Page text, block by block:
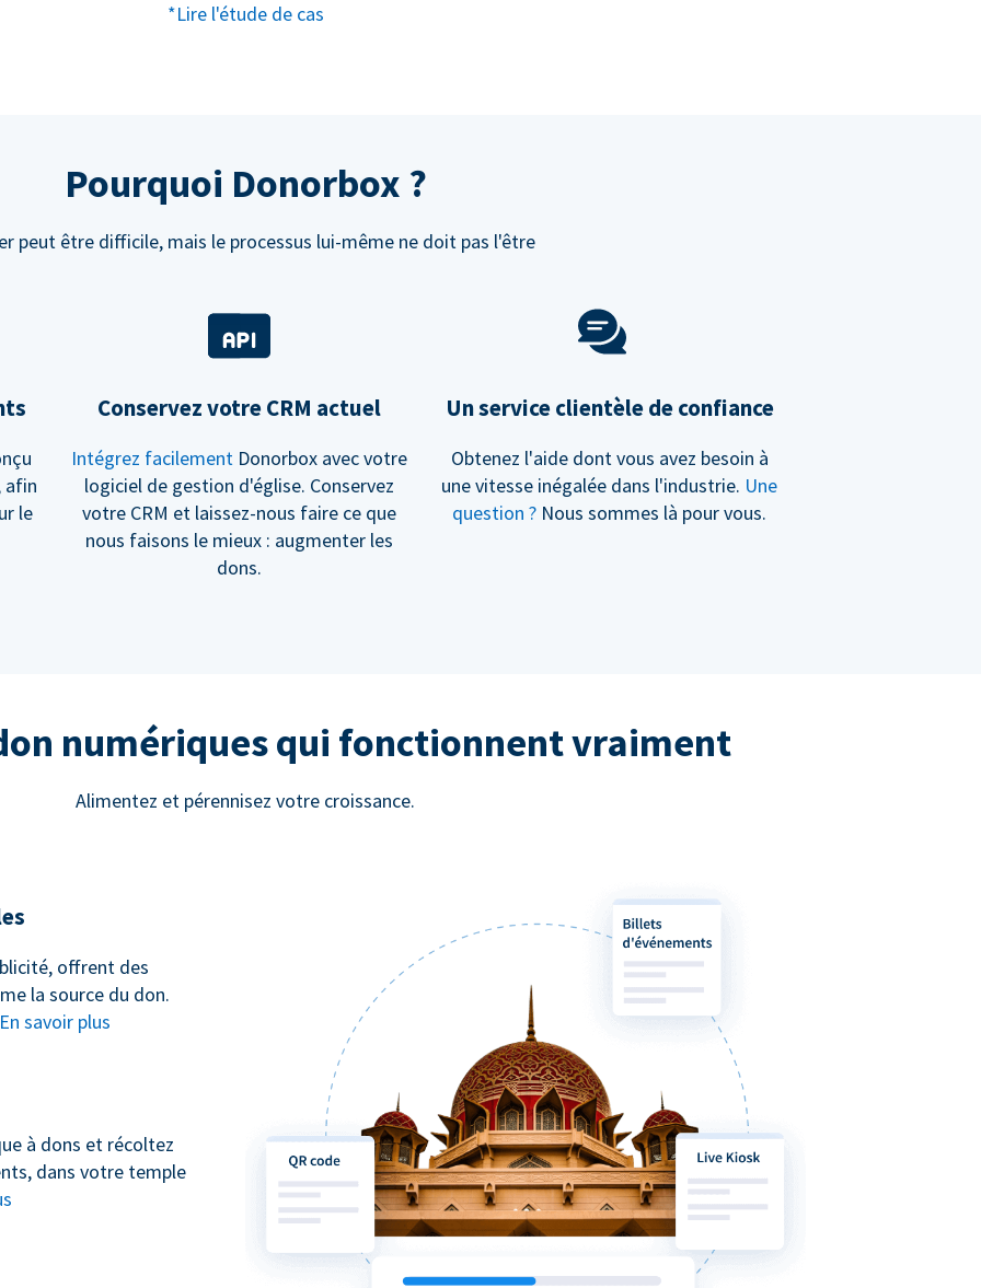
*Lire l'étude de cas
Pourquoi Donorbox ?
peut être difficile, mais le processus lui-même ne doit pas l'être
afin
le
Conservez votre CRM actuel
Intégrez facilement Donorbox avec votre
logiciel de gestion d'église. Conservez
votre CRM et laissez-nous faire ce que
nous faisons le mieux : augmenter les
dons.
Un service clientèle de confiance
Obtenez l'aide dont vous avez besoin à
une vitesse inégalée dans l'industrie. Une
question ? Nous sommes là pour vous.
numériques qui fonctionnent vraiment
Alimentez et pérennisez votre croissance.
offrent des
la source du don.
En savoir plus
à dons et récoltez
dans votre temple